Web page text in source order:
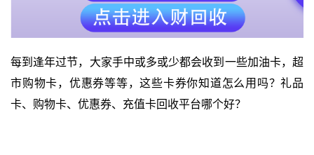
每到逢年过节，大家手中或多或少都会收到一些加油卡，超
市购物卡，优惠券等等，这些卡券你知道怎么用吗？礼品
卡、购物卡、优惠券、充值卡回收平台哪个好？